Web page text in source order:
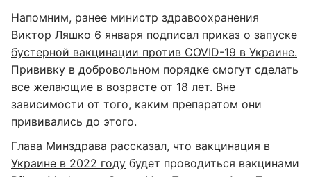
Напомним, ранее министр здравоохранения
Виктор Ляшко 6 января подписал приказ о запуске
бустерной вакцинации против COVID-19 в Украине.
Прививку в добровольном порядке смогут сделать
все желающие в возрасте от 18 лет. Вне
зависимости от того, каким препаратом они
прививались до этого.
Глава Минздрава рассказал, что вакцинация в
Украине в 2022 году будет проводиться вакцинами